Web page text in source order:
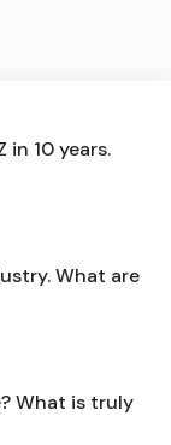
in 10 years.
What are
What is truly